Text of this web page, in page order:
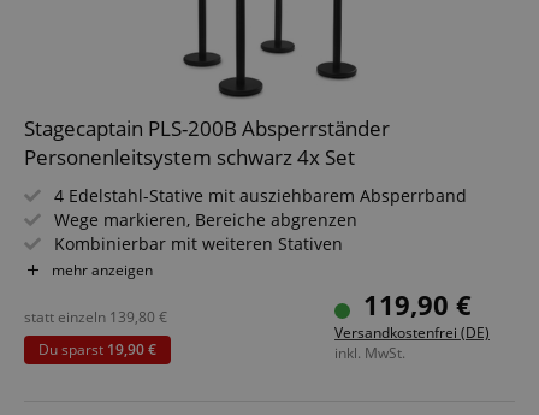
Stagecaptain PLS-200B Absperrständer
Personenleitsystem schwarz 4x Set
4 Edelstahl-Stative mit ausziehbarem Absperrband
Wege markieren, Bereiche abgrenzen
Kombinierbar mit weiteren Stativen
Für Konzerte, Ausstellungen, Hotels, Kinos u.v.m.
Geeignet für In- und Outdoor-Anwendungen (Nicht für
dauerhaften Outdoor-Einsatz bei markantem Wetter
konzipiert!)
mehr anzeigen
119,90 €
Versandkostenfrei (DE)
inkl. MwSt.
statt einzeln 139,80 €
Du sparst 19,90 €